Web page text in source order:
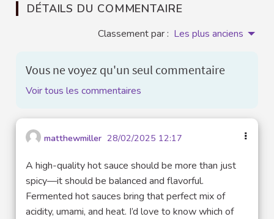
DÉTAILS DU COMMENTAIRE
Classement par : Les plus anciens
Vous ne voyez qu'un seul commentaire
Voir tous les commentaires
matthewmiller 28/02/2025 12:17
A high-quality hot sauce should be more than just
spicy—it should be balanced and flavorful.
Fermented hot sauces bring that perfect mix of
acidity, umami, and heat. I’d love to know which of